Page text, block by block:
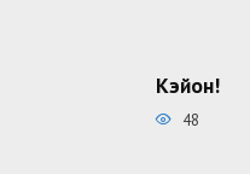
Кэйон!
48